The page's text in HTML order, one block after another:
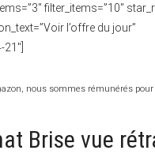
filter_items=”10″
l’offre du jour”
nous sommes rémunérés
Brise vue